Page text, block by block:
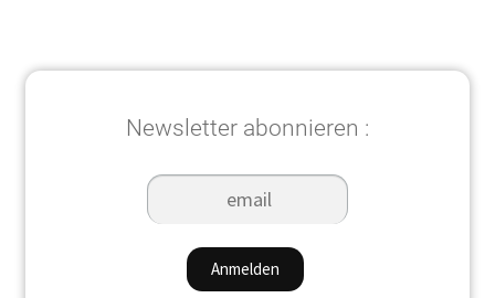
Newsletter abonnieren :